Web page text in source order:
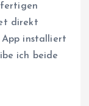
fertigen
direkt
installiert
ich beide